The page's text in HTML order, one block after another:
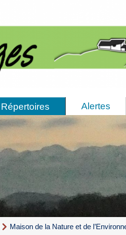
Répertoires Alertes
Maison de la Nature et de